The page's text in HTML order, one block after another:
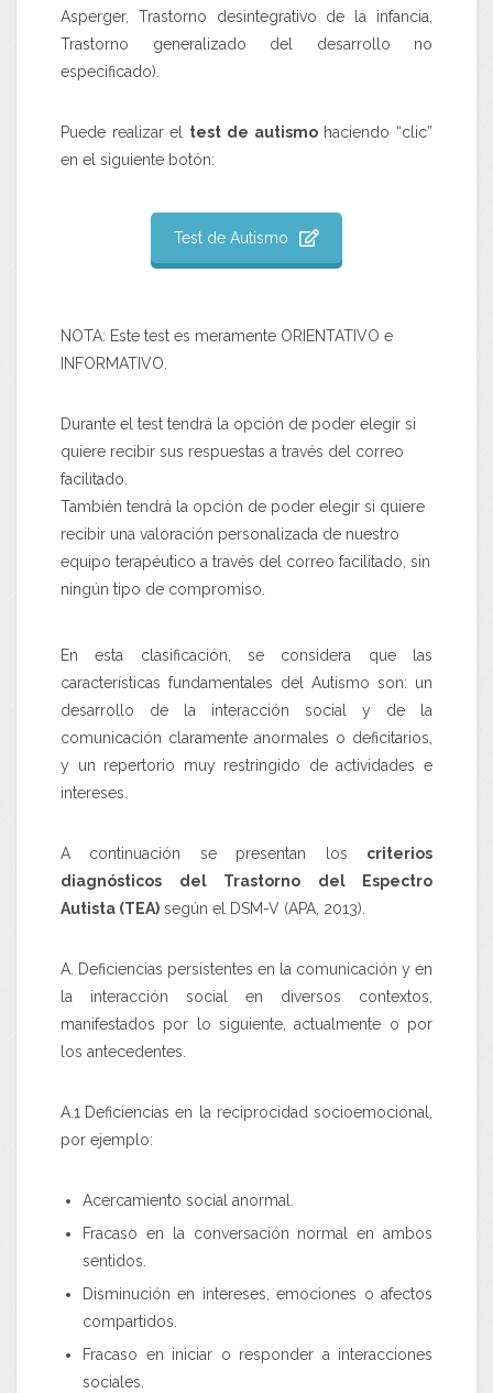
Asperger, Trastorno desintegrativo de la infancia,
Trastorno generalizado del desarrollo no
especificado).
Puede realizar el test de autismohaciendo “clic”
en el siguiente botón:
Test de Autismo
NOTA: Este test es meramente ORIENTATIVO e
INFORMATIVO.
Durante el test tendrá la opción de poder elegir si
quiere recibir sus respuestas a través del correo
facilitado.
También tendrá la opción de poder elegir si quiere
recibir una valoración personalizada de nuestro
equipo terapéutico a través del correo facilitado, sin
ningún tipo de compromiso.
En esta clasificación, se considera que las
características fundamentales del Autismo son: un
desarrollo de la interacción social y de la
comunicación claramente anormales o deficitarios,
y un repertorio muy restringido de actividades e
intereses.
A continuación se presentan los criterios
diagnósticos del Trastorno del Espectro
Autista (TEA) según el DSM-V (APA, 2013).
A. Deficiencias persistentes en la comunicación y en
la interacción social en diversos contextos,
manifestados por lo siguiente, actualmente o por
los antecedentes.
A.1 Deficiencias en la reciprocidad socioemocional,
por ejemplo:
Acercamiento social anormal.
Fracaso en la conversación normal en ambos
sentidos.
Disminución en intereses, emociones o afectos
compartidos.
Fracaso en iniciar o responder a interacciones
sociales.